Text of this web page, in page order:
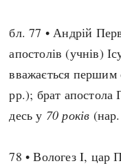
бл. 77 • Андрій
апостолів (учнів)
вважається першим
рр.); брат
десь у 70 років
78 • Вологез I, цар